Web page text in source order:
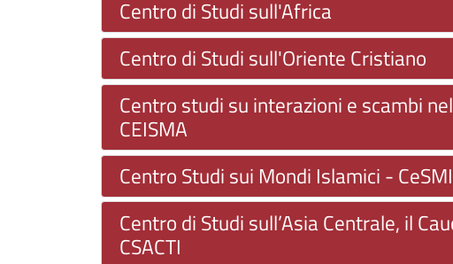
Centro di Studi sull'Africa
Centro di Studi sull'Oriente Cristiano
Centro studi su interazioni e scambi
CEISMA
Centro Studi sui Mondi Islamici - CeSMI
Centro di Studi sull’Asia Centrale, il
CSACTI